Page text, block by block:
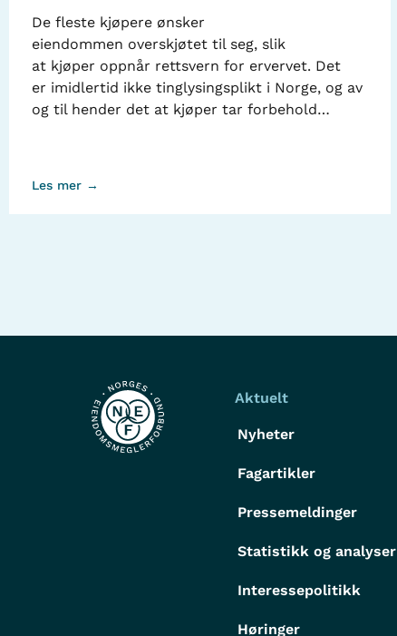
De fleste kjøpere ønsker
eiendommen overskjøtet til seg, slik
at kjøper oppnår rettsvern for ervervet. Det
er imidlertid ikke tinglysingsplikt i Norge, og av
og til hender det at kjøper tar forbehold…
Les mer →
Aktuelt
Nyheter
Fagartikler
Pressemeldinger
Statistikk og analyser
Interessepolitikk
Høringer